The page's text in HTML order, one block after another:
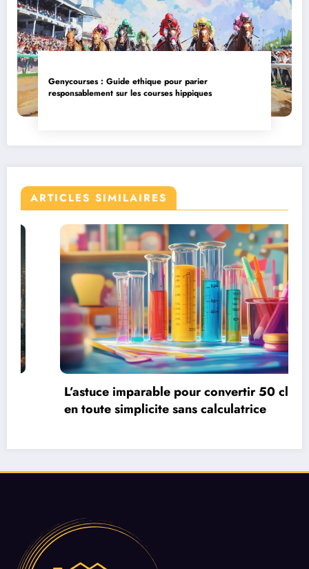
Genycourses : Guide ethique pour parier
responsablement sur les courses hippiques
ARTICLES SIMILAIRES
Power Shop : Votre guichet unique pour une
transition energetique reussie